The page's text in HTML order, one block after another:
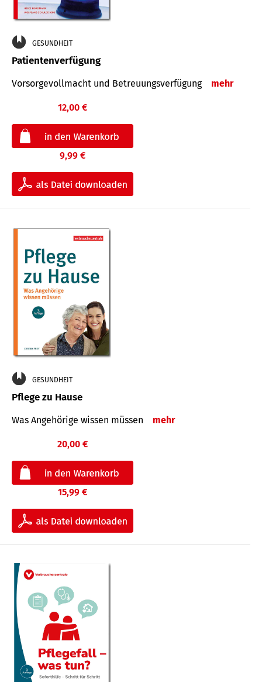
GESUNDHEIT
Patientenverfügung
Vorsorgevollmacht und Betreuungsverfügung mehr
12,00 €
9,99 €
GESUNDHEIT
Pflege zu Hause
Was Angehörige wissen müssen mehr
20,00 €
15,99 €